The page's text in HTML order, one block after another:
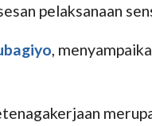
pelaksanaan
,